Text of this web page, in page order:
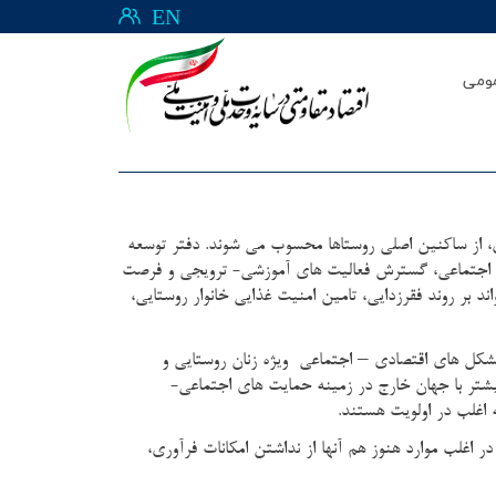
EN
رکنی از جمعیت مولد بخش کشاورزی، از ساکنین اصلی روستاها محسوب می شوند. دفتر توسعه
گسترش فعالیت های آموزشي- ترويجي و فرصت
روند فقرزدايي، تامين امنيت غذايي خانوار روستايي،
های اقتصادی – اجتماعی ویژه زنان روستایی و
با جهان خارج در زمینه حمایت های اجتماعی-
اغلب در اولویت هستند.
در اغلب موارد هنوز هم آنها از نداشتن امکانات فرآوری،